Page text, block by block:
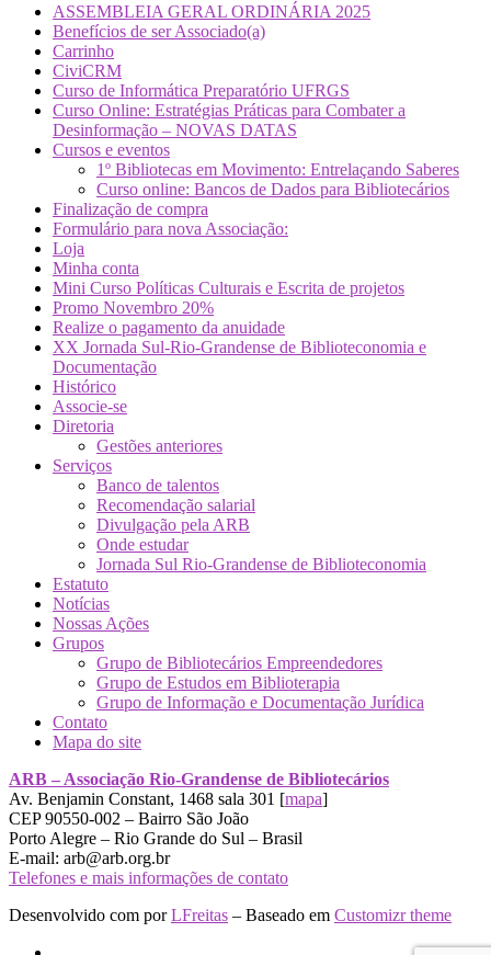
ASSEMBLEIA GERAL ORDINÁRIA 2025
Benefícios de ser Associado(a)
Carrinho
CiviCRM
Curso de Informática Preparatório UFRGS
Curso Online: Estratégias Práticas para Combater a
Desinformação – NOVAS DATAS
Cursos e eventos
1º Bibliotecas em Movimento: Entrelaçando Saberes
Curso online: Bancos de Dados para Bibliotecários
Finalização de compra
Formulário para nova Associação:
Loja
Minha conta
Mini Curso Políticas Culturais e Escrita de projetos
Promo Novembro 20%
Realize o pagamento da anuidade
XX Jornada Sul-Rio-Grandense de Biblioteconomia e
Documentação
Histórico
Associe-se
Diretoria
Gestões anteriores
Serviços
Banco de talentos
Recomendação salarial
Divulgação pela ARB
Onde estudar
Jornada Sul Rio-Grandense de Biblioteconomia
Estatuto
Notícias
Nossas Ações
Grupos
Grupo de Bibliotecários Empreendedores
Grupo de Estudos em Biblioterapia
Grupo de Informação e Documentação Jurídica
Contato
Mapa do site
ARB – Associação Rio-Grandense de Bibliotecários
Av. Benjamin Constant, 1468 sala 301 [mapa]
CEP 90550-002 – Bairro São João
Porto Alegre – Rio Grande do Sul – Brasil
E-mail: arb@arb.org.br
Telefones e mais informações de contato
Desenvolvido com porLFreitas – Baseado em Customizr theme